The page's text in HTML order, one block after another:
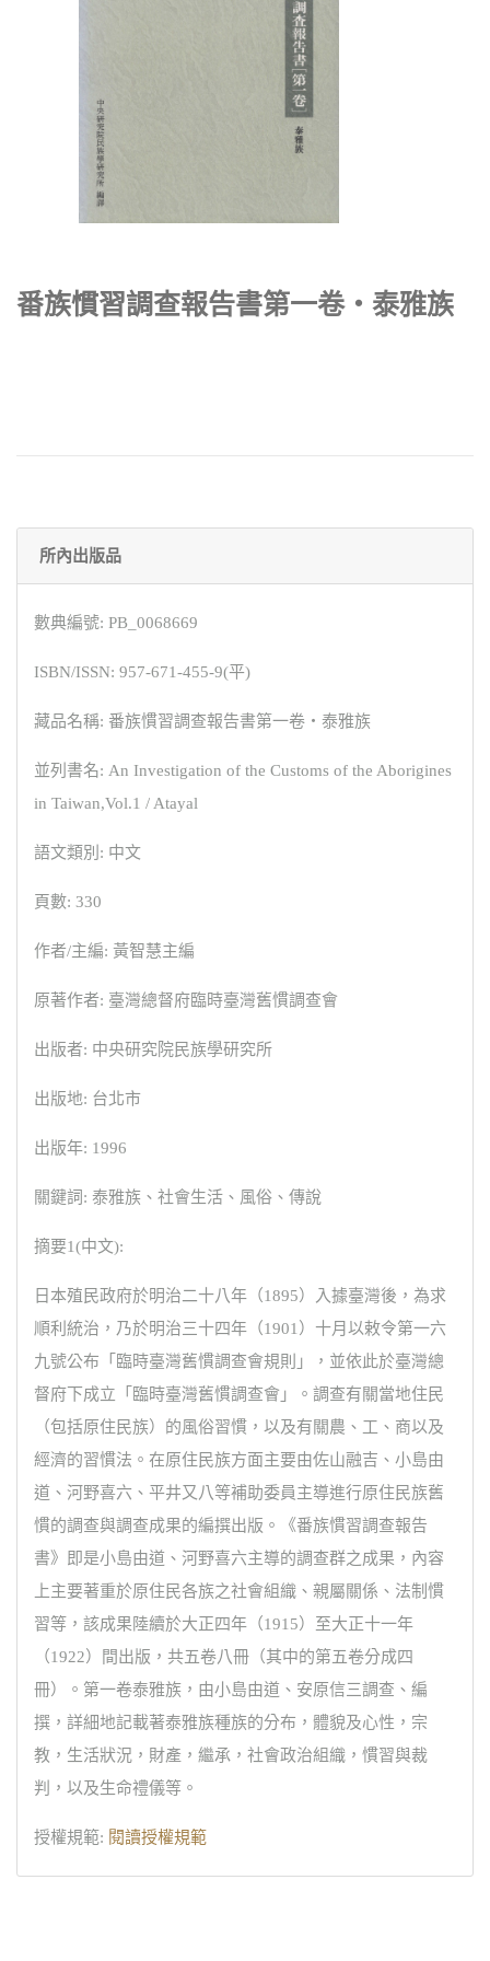
番族慣習調查報告書第一卷‧泰雅族
所內出版品
數典編號: PB_0068669
ISBN/ISSN: 957-671-455-9(平)
藏品名稱: 番族慣習調查報告書第一卷‧泰雅族
並列書名: An Investigation of the Customs of the Aborigines
in Taiwan,Vol.1 / Atayal
語文類別: 中文
頁數: 330
作者/主編: 黃智慧主編
原著作者: 臺灣總督府臨時臺灣舊慣調查會
出版者: 中央研究院民族學研究所
出版地: 台北市
出版年: 1996
關鍵詞: 泰雅族、社會生活、風俗、傳說
摘要1(中文):
日本殖民政府於明治二十八年（1895）入據臺灣後，為求
順利統治，乃於明治三十四年（1901）十月以敕令第一六
九號公布「臨時臺灣舊慣調查會規則」，並依此於臺灣總
督府下成立「臨時臺灣舊慣調查會」。調查有關當地住民
（包括原住民族）的風俗習慣，以及有關農、工、商以及
經濟的習慣法。在原住民族方面主要由佐山融吉、小島由
道、河野喜六、平井又八等補助委員主導進行原住民族舊
慣的調查與調查成果的編撰出版。《番族慣習調查報告
書》即是小島由道、河野喜六主導的調查群之成果，內容
上主要著重於原住民各族之社會組織、親屬關係、法制慣
習等，該成果陸續於大正四年（1915）至大正十一年
（1922）間出版，共五卷八冊（其中的第五卷分成四
冊）。第一卷泰雅族，由小島由道、安原信三調查、編
撰，詳細地記載著泰雅族種族的分布，體貌及心性，宗
教，生活狀況，財產，繼承，社會政治組織，慣習與裁
判，以及生命禮儀等。
授權規範: 閱讀授權規範